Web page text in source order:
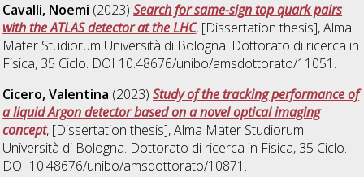
Cavalli, Noemi (2023)Search for same-sign top quark pairs
with the ATLAS detector at the LHC, [Dissertation thesis], Alma
Mater Studiorum Università di Bologna. Dottorato di ricerca in
Fisica, 35 Ciclo. DOI 10.48676/unibo/amsdottorato/11051.
Cicero, Valentina (2023)Study of the tracking performance of
a liquid Argon detector based on a novel optical imaging
concept, [Dissertation thesis], Alma Mater Studiorum
Università di Bologna. Dottorato di ricerca in Fisica, 35 Ciclo.
DOI 10.48676/unibo/amsdottorato/10871.